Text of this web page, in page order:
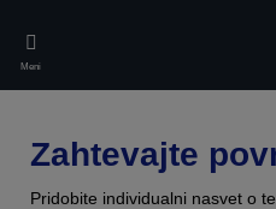
main
content
Meni
Zahtevajte
Pridobite individualni nasvet o